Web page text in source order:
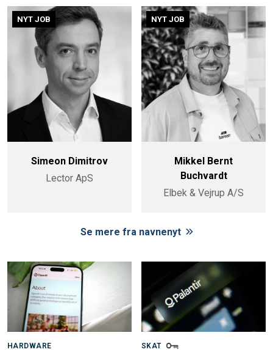
NYT JOB
Simeon Dimitrov
Lector ApS
NYT JOB
Mikkel Bernt
Buchvardt
Elbek & Vejrup A/S
Se mere fra navnenyt
HARDWARE SKAT